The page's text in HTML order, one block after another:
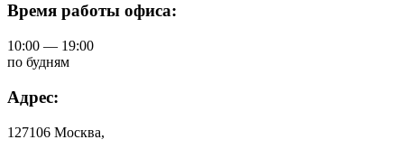
Время работы офиса:
10:00 — 19:00
по будням
Адрес:
127106 Москва,